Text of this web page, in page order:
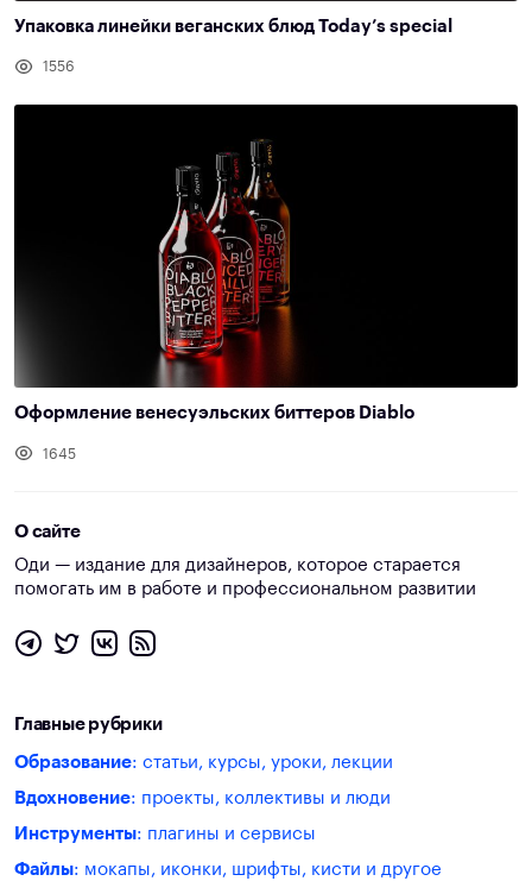
Упаковка линейки веганских блюд Today’s special
1556
Оформление венесуэльских биттеров Diablo
1645
О сайте
Оди — издание для дизайнеров, которое старается
помогать им в работе и профессиональном развитии
Главные рубрики
Образование: статьи, курсы, уроки, лекции
Вдохновение: проекты, коллективы и люди
Инструменты: плагины и сервисы
Файлы: мокапы, иконки, шрифты, кисти и другое